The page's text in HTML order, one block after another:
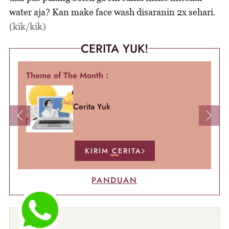
water aja? Kan make face wash disaranin 2x sehari.
(kik/kik)
CERITA YUK!
Theme of The Month :
Cerita Yuk
KIRIM CERITA
Previous Next
PANDUAN